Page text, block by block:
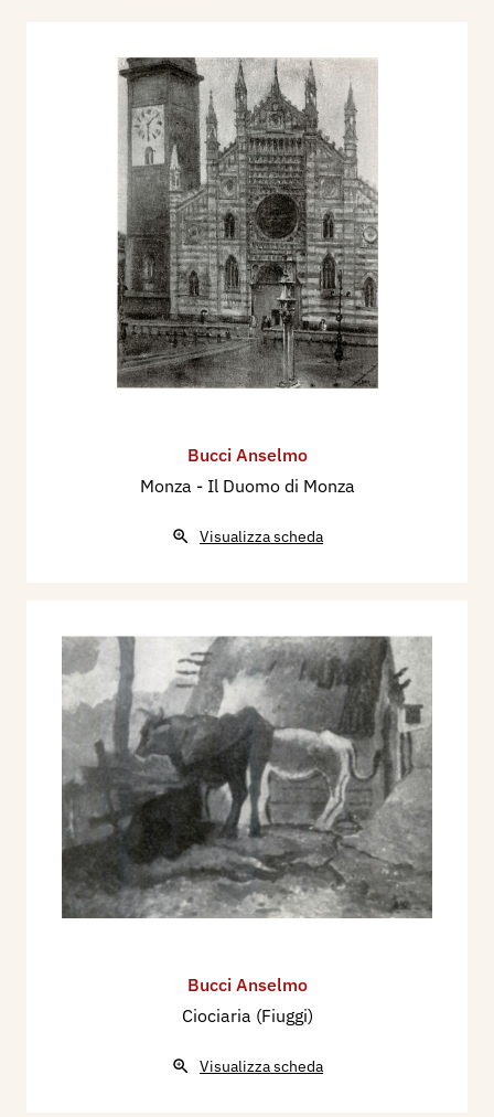
Bucci Anselmo
Monza - Il Duomo di Monza
Visualizza scheda
Bucci Anselmo
Ciociaria (Fiuggi)
Visualizza scheda